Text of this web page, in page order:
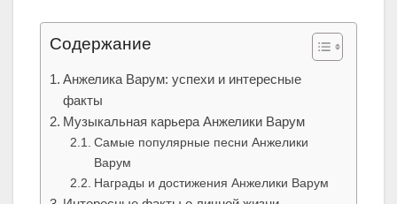
Содержание
Анжелика Варум: успехи и интересные
факты
Музыкальная карьера Анжелики Варум
Самые популярные песни Анжелики
Варум
Награды и достижения Анжелики Варум